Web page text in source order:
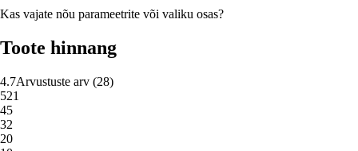
Kas vajate nõu parameetrite või valiku osas?
Toote hinnang
4.7Arvustuste arv (28)
521
45
32
20